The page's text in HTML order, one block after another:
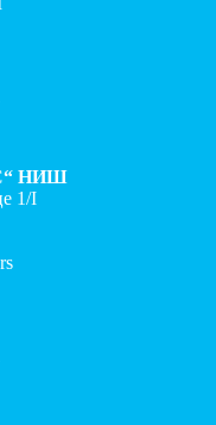
НИШ
1/I